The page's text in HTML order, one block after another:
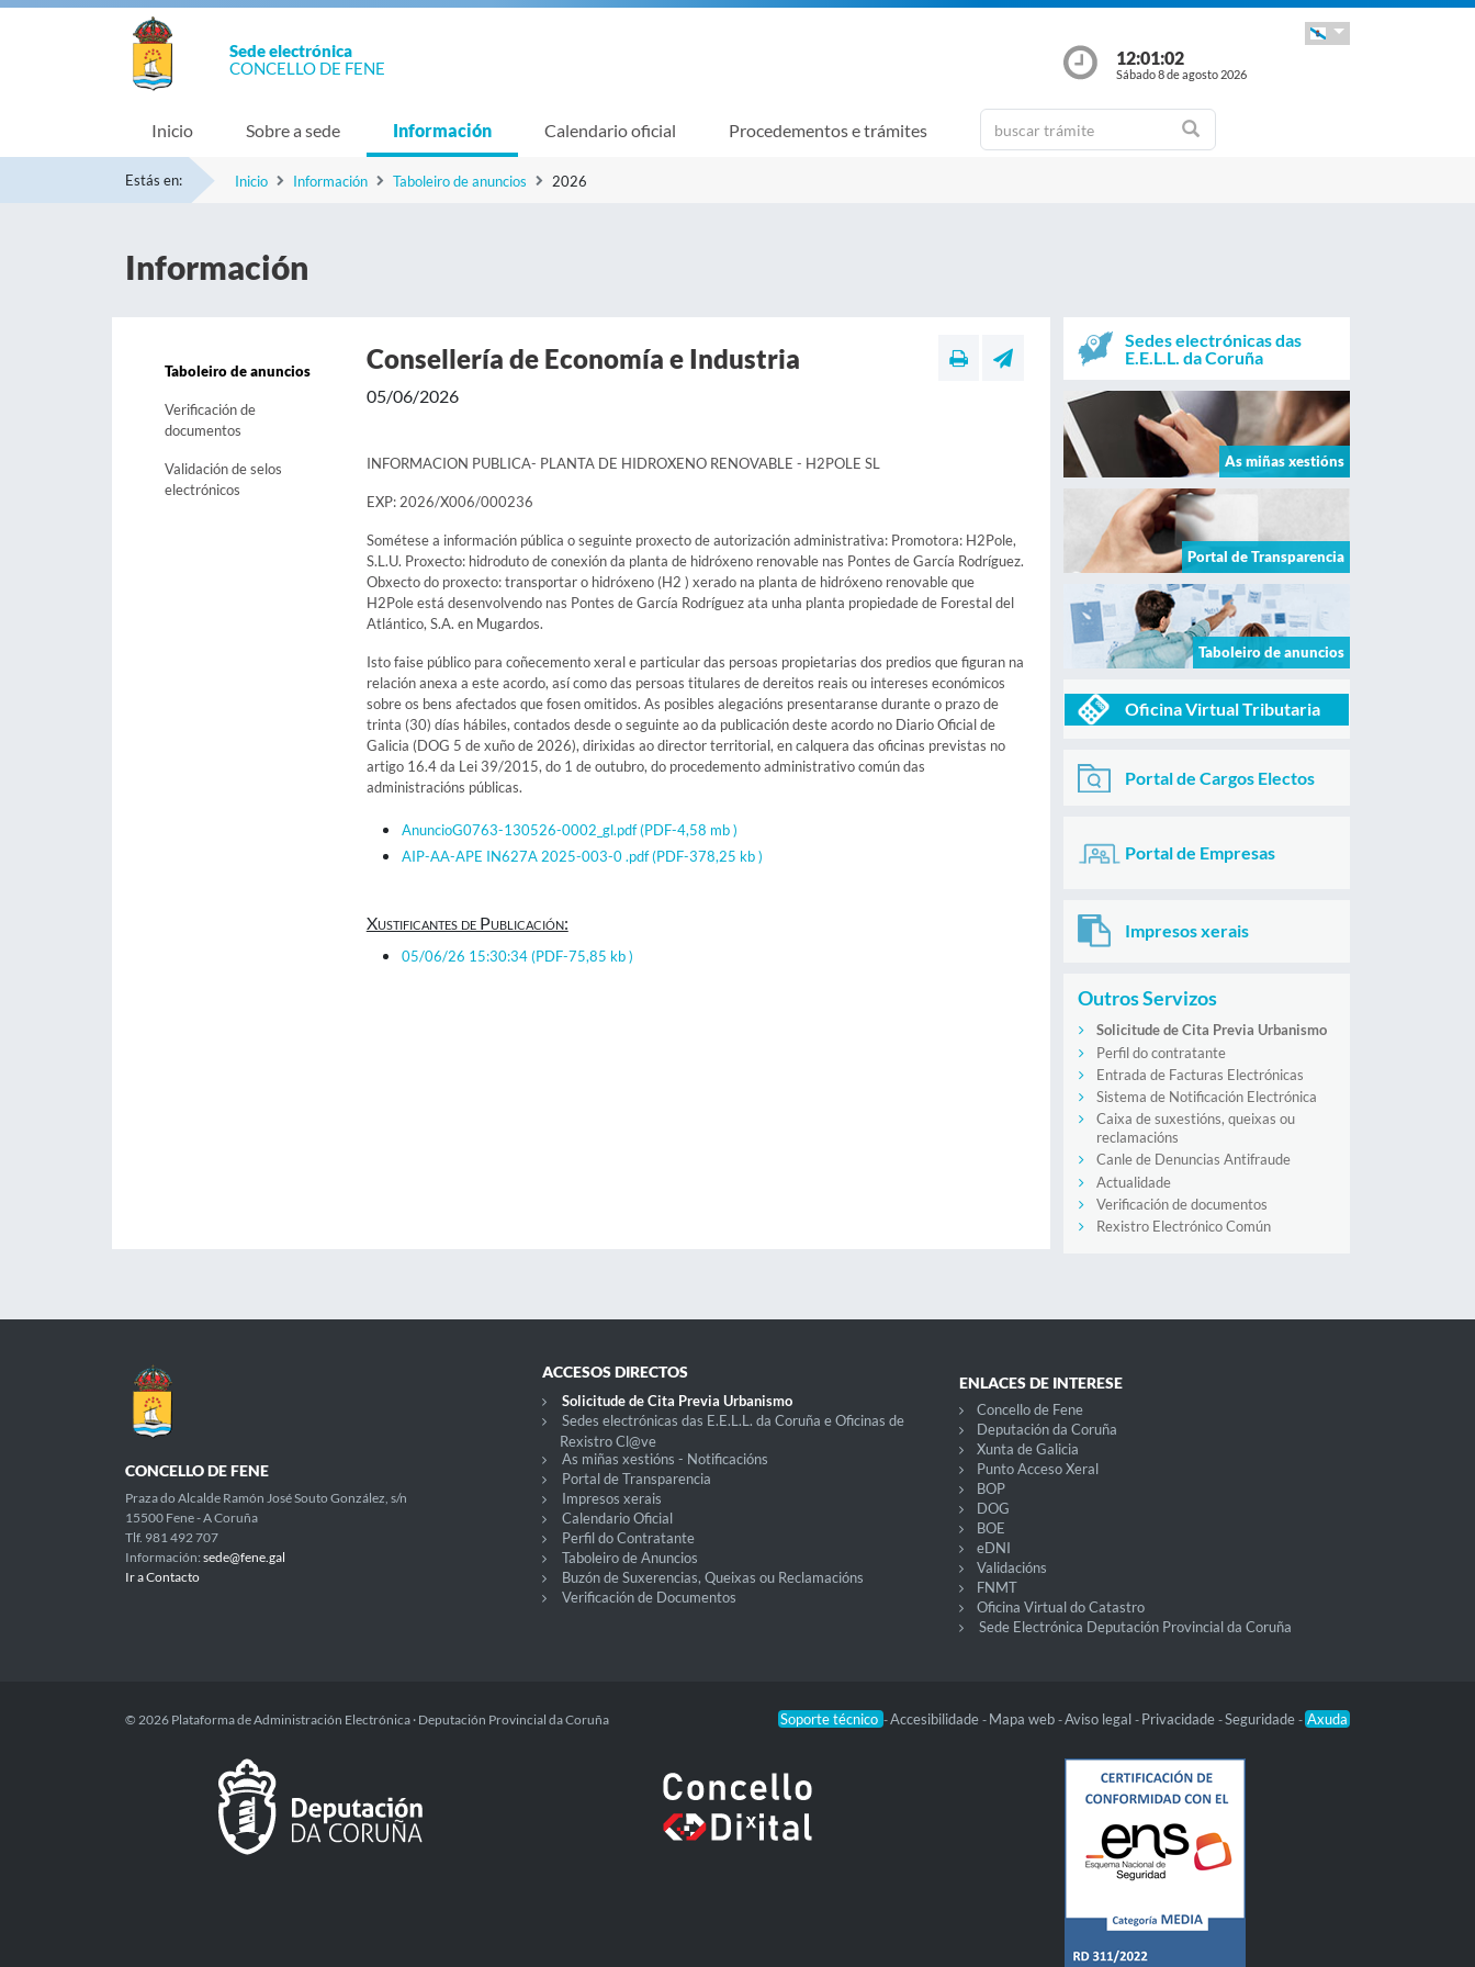
Sede electrónica
CONCELLO DE FENE
12:01:03
Sábado 8 de agosto 2026
Inicio Sobre a sede Información Calendario oficial Procedementos e trámites
Estás en: Inicio Información Taboleiro de anuncios 2026
Información
Taboleiro de anuncios
Verificación de
documentos
Validación de selos
electrónicos
Consellería de Economía e Industria
05/06/2026
INFORMACION PUBLICA- PLANTA DE HIDROXENO RENOVABLE - H2POLE SL
EXP: 2026/X006/000236
Sométese a información pública o seguinte proxecto de autorización administrativa: Promotora: H2Pole,
S.L.U. Proxecto: hidroduto de conexión da planta de hidróxeno renovable nas Pontes de García Rodríguez.
Obxecto do proxecto: transportar o hidróxeno (H2 ) xerado na planta de hidróxeno renovable que
H2Pole está desenvolvendo nas Pontes de García Rodríguez ata unha planta propiedade de Forestal del
Atlántico, S.A. en Mugardos.
Isto faise público para coñecemento xeral e particular das persoas propietarias dos predios que figuran na
relación anexa a este acordo, así como das persoas titulares de dereitos reais ou intereses económicos
sobre os bens afectados que fosen omitidos. As posibles alegacións presentaranse durante o prazo de
trinta (30) días hábiles, contados desde o seguinte ao da publicación deste acordo no Diario Oficial de
Galicia (DOG 5 de xuño de 2026), dirixidas ao director territorial, en calquera das oficinas previstas no
artigo 16.4 da Lei 39/2015, do 1 de outubro, do procedemento administrativo común das
administracións públicas.
AnuncioG0763-130526-0002_gl.pdf(PDF-4,58 mb )
AIP-AA-APE IN627A 2025-003-0 .pdf(PDF-378,25 kb )
Xustificantes de Publicación:
05/06/26 15:30:34(PDF-75,85 kb )
Sedes electrónicas das
E.E.L.L. da Coruña
As miñas xestións
Portal de Transparencia
Taboleiro de anuncios
Oficina Virtual Tributaria
Portal de Cargos Electos
Portal de Empresas
Impresos xerais
Outros Servizos
Solicitude de Cita Previa Urbanismo
Perfil do contratante
Entrada de Facturas Electrónicas
Sistema de Notificación Electrónica
Caixa de suxestións, queixas ou
reclamacións
Canle de Denuncias Antifraude
Actualidade
Verificación de documentos
Rexistro Electrónico Común
CONCELLO DE FENE
Praza do Alcalde Ramón José Souto González, s/n
15500 Fene - A Coruña
Tlf. 981 492 707
Información: sede@fene.gal
Ir a Contacto
ACCESOS DIRECTOS
Solicitude de Cita Previa Urbanismo
Sedes electrónicas das E.E.L.L. da Coruña e Oficinas de
Rexistro Cl@ve
As miñas xestións - Notificacións
Portal de Transparencia
Impresos xerais
Calendario Oficial
Perfil do Contratante
Taboleiro de Anuncios
Buzón de Suxerencias, Queixas ou Reclamacións
Verificación de Documentos
ENLACES DE INTERESE
Concello de Fene
Deputación da Coruña
Xunta de Galicia
Punto Acceso Xeral
BOP
DOG
BOE
eDNI
Validacións
FNMT
Oficina Virtual do Catastro
Sede Electrónica Deputación Provincial da Coruña
Soporte técnico -Accesibilidade - Mapa web -Aviso legal - Privacidade -Seguridade - Axuda
© 2026 Plataforma de Administración Electrónica · Deputación Provincial da Coruña